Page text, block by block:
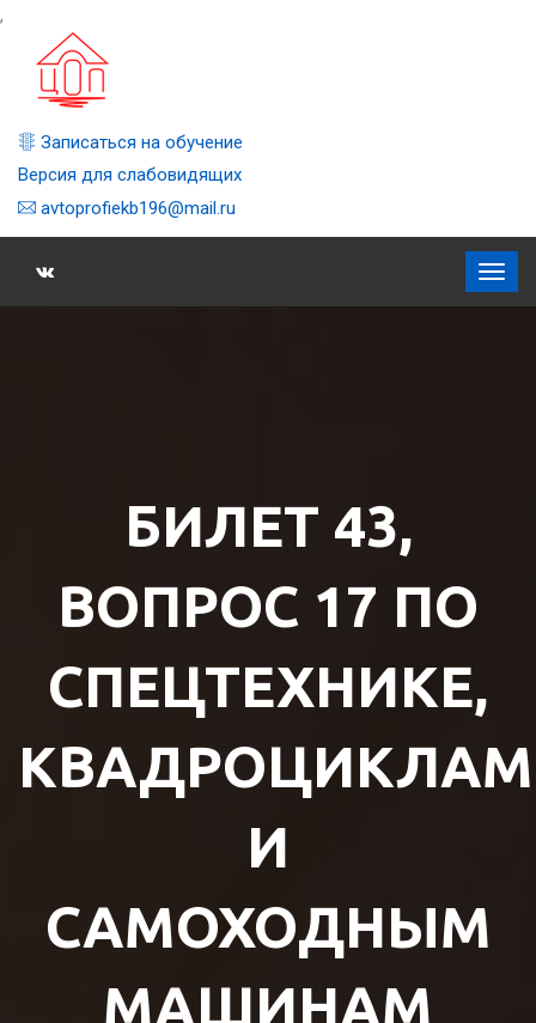
,
Записаться на обучение
Версия для слабовидящих
avtoprofiekb196@mail.ru
БИЛЕТ 43,
ВОПРОС 17 ПО
СПЕЦТЕХНИКЕ,
КВАДРОЦИКЛАМ
И
САМОХОДНЫМ
МАШИНАМ